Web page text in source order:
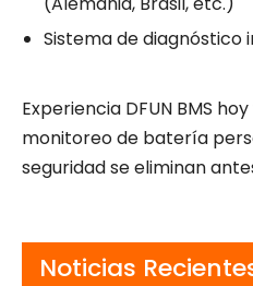
Sistema de diagnóstico
Experiencia DFUN BMS
monitoreo de batería
seguridad se eliminan
Noticias